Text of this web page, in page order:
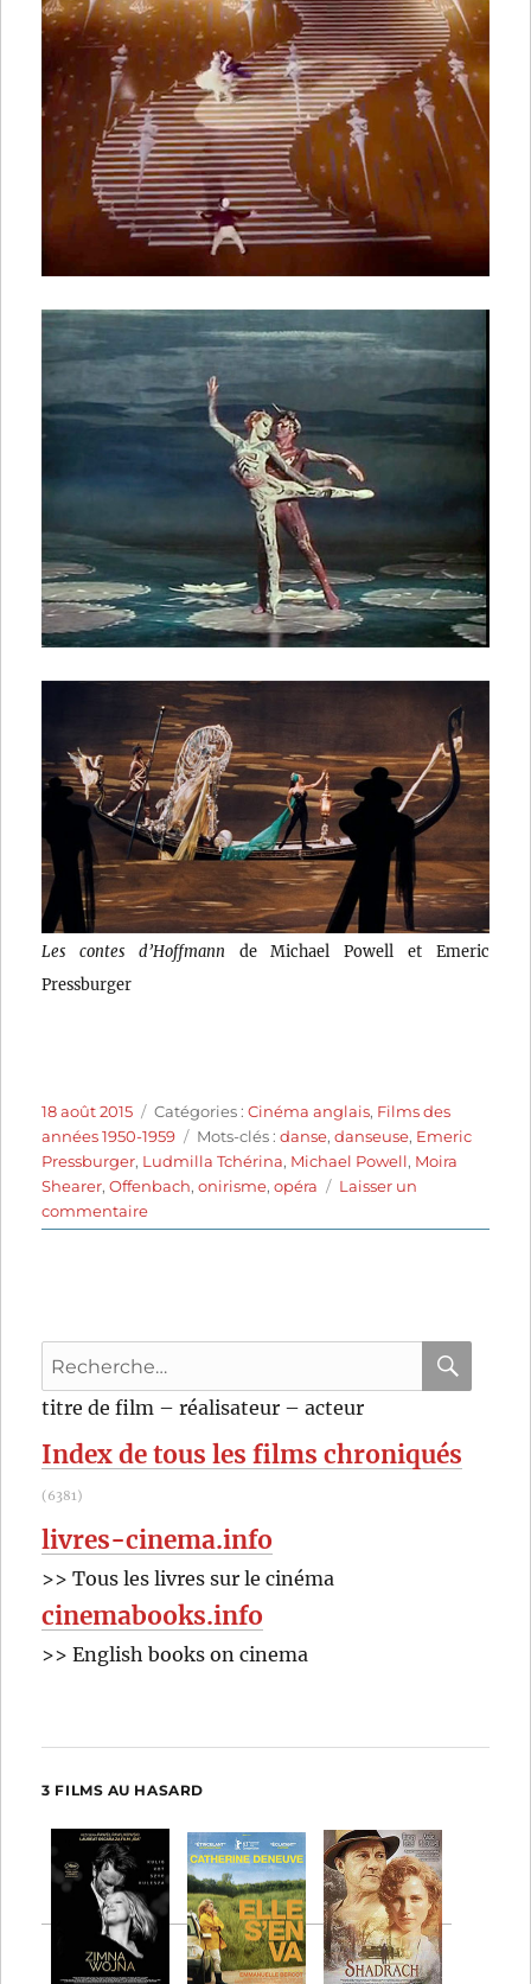
Les contes d’Hoffmann de Michael Powell et Emeric
Pressburger
Publié
le
18 août 2015 Catégories
Catégories :Cinéma anglais, Films des
années 1950-1959
Étiquettes
Mots-clés :danse,danseuse, Emeric
Pressburger, Ludmilla Tchérina, Michael Powell, Moira
Shearer,Offenbach,onirisme,opéra
Laisser un
commentairesur
Les
Michael
et
Pressburger
Recherche
pour
:
titre de film – réalisateur – acteur
Index de tous les films chroniqués
(6381)
livres-cinema.info
>> Tous les livres sur le cinéma
cinemabooks.info
>> English books on cinema
3 FILMS AU HASARD